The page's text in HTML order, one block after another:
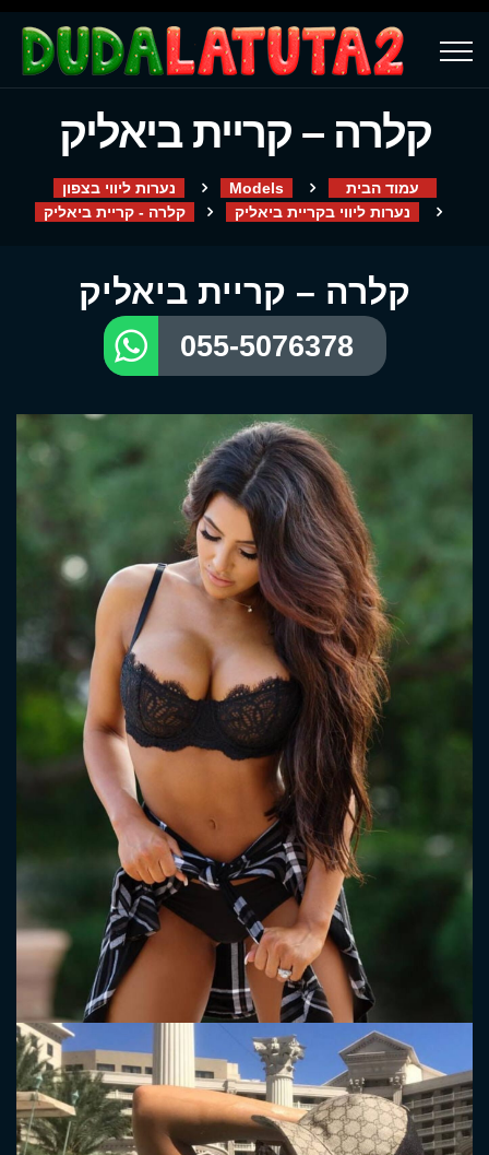
קלרה – קריית ביאליק
עמוד הבית Models
נערות ליווי בצפון
נערות ליווי בקריית ביאליק
קלרה - קריית ביאליק
קלרה – קריית ביאליק
055-5076378